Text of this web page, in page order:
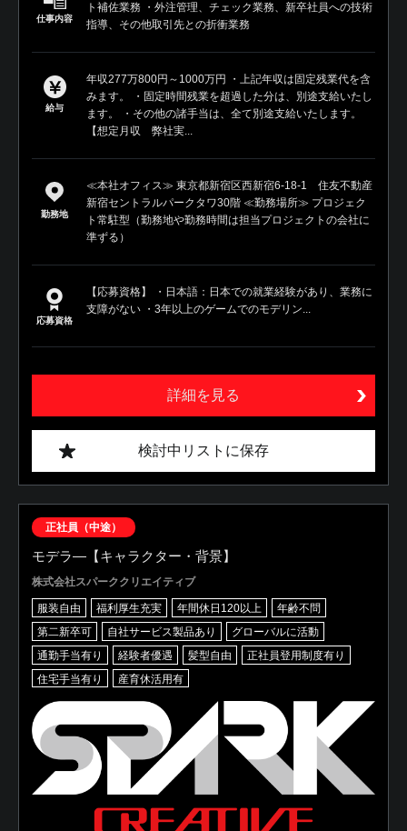
仕事内容
ト補佐業務 ・外注管理、チェック業務、新卒社員への技術
指導、その他取引先との折衝業務
給与
年収277万800円～1000万円 ・上記年収は固定残業代を含
みます。 ・固定時間残業を超過した分は、別途支給いたし
ます。 ・その他の諸手当は、全て別途支給いたします。
【想定月収 弊社実...
勤務地
≪本社オフィス≫ 東京都新宿区西新宿6-18-1 住友不動産
新宿セントラルパークタワ30階 ≪勤務場所≫ プロジェク
ト常駐型（勤務地や勤務時間は担当プロジェクトの会社に
準ずる）
応募資格
【応募資格】 ・日本語：日本での就業経験があり、業務に
支障がない ・3年以上のゲームでのモデリン...
詳細を見る
検討中リストに保存
正社員（中途）
モデラ―【キャラクター・背景】
株式会社スパーククリエイティブ
服装自由 福利厚生充実 年間休日120以上
年齢不問
第二新卒可
自社サービス製品あり
グローバルに活動
通勤手当有り
経験者優遇 髪型自由
正社員登用制度有り
住宅手当有り
産育休活用有